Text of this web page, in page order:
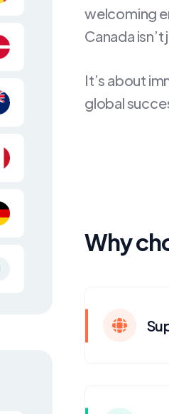
welcoming
Canada
It’s about
global
Why